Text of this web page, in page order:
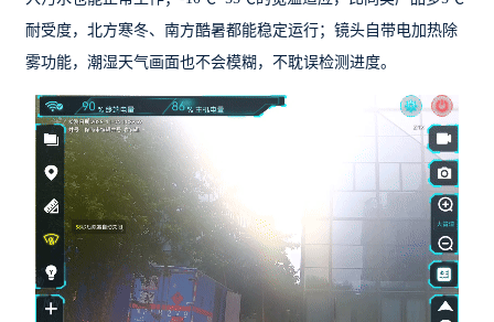
耐受度，北方寒冬、南方酷暑都能稳定运行；镜头自带电加热除
雾功能，潮湿天气画面也不会模糊，不耽误检测进度。